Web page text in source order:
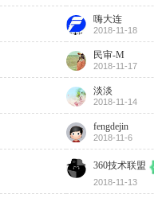
嗨大连
2018-11-18
民审-M
2018-11-17
淡淡
2018-11-14
fengdejin
2018-11-6
360技术联盟
2018-11-13